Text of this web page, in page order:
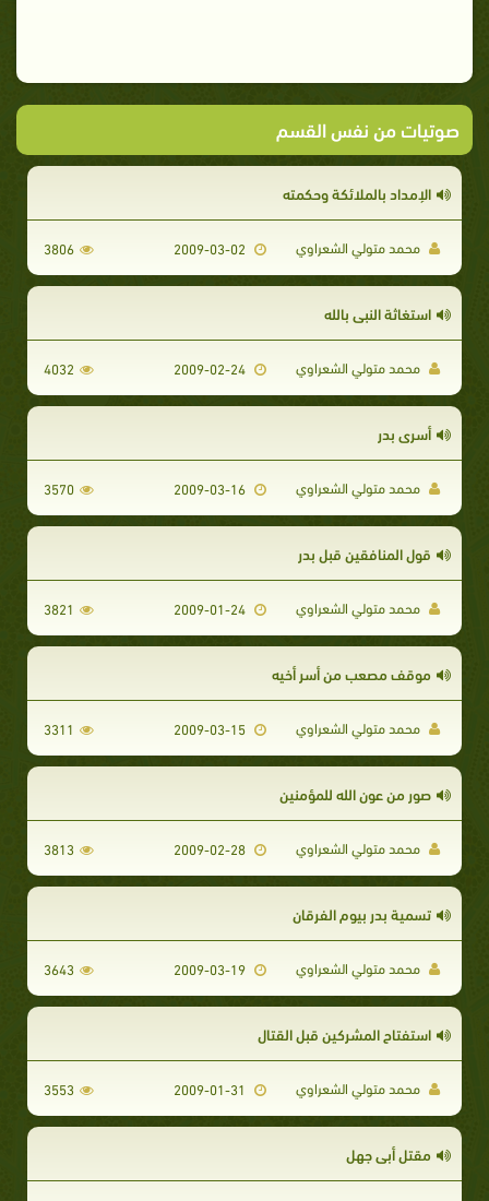
صوتيات من نفس القسم
الإمداد بالملائكة وحكمته
محمد متولي الشعراوي 3806
استغاثة النبي بالله
محمد متولي الشعراوي 2009-02-24
4032
أسرى بدر
محمد متولي الشعراوي 2009-03-16
3570
قول المنافقين قبل بدر
محمد متولي الشعراوي 2009-01-24
3821
موقف مصعب من أسر أخيه
محمد متولي الشعراوي 2009-03-15
3311
صور من عون الله للمؤمنين
محمد متولي الشعراوي 2009-02-28
3813
تسمية بدر بيوم الفرقان
محمد متولي الشعراوي 2009-03-19
3643
استفتاح المشركين قبل القتال
محمد متولي الشعراوي 3553
مقتل أبى جهل